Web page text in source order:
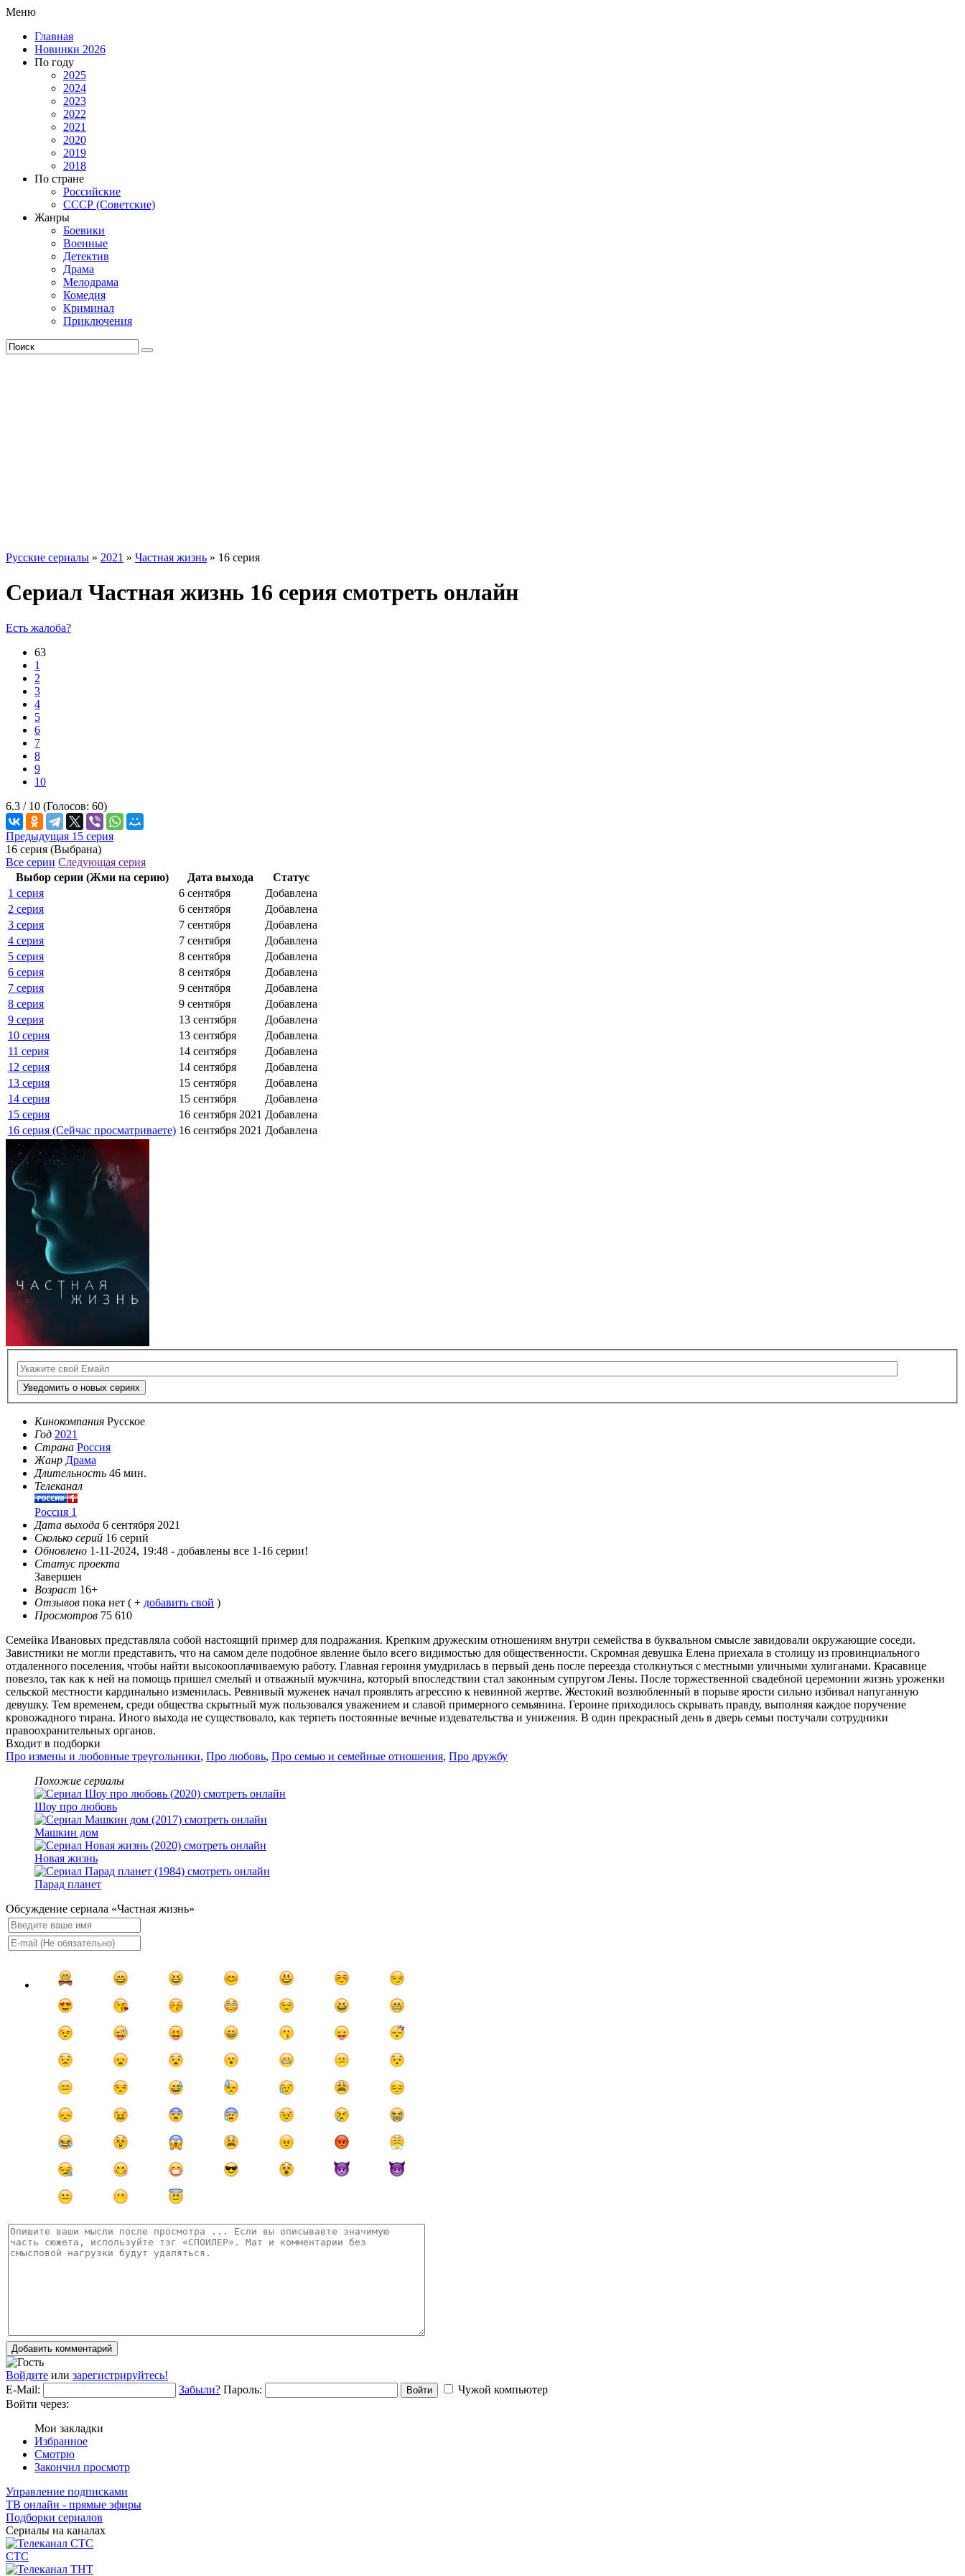
Меню
Главная
Новинки 2026
По году
2025
2024
2023
2022
2021
2020
2019
2018
По стране
Российские
СССР (Советские)
Жанры
Боевики
Военные
Детектив
Драма
Мелодрама
Комедия
Криминал
Приключения
Русские сериалы » 2021 » Частная жизнь » 16 серия
Сериал Частная жизнь 16 серия смотреть онлайн
Есть жалоба?
63
1
2
3
4
5
6
7
8
9
10
6.3 / 10 (Голосов: 60)
Предыдущая 15 серия
16 серия (Выбрана)
Все серии Следующая серия
Выбор серии (Жми на серию)
Дата выхода
Статус
1 серия
6 сентября
Добавлена
2 серия
6 сентября
Добавлена
3 серия
7 сентября
Добавлена
4 серия
7 сентября
Добавлена
5 серия
8 сентября
Добавлена
6 серия
8 сентября
Добавлена
7 серия
9 сентября
Добавлена
8 серия
9 сентября
Добавлена
9 серия
13 сентября
Добавлена
10 серия
13 сентября
Добавлена
11 серия
14 сентября
Добавлена
12 серия
14 сентября
Добавлена
13 серия
15 сентября
Добавлена
14 серия
15 сентября
Добавлена
15 серия
16 сентября 2021 Добавлена
16 серия (Сейчас просматриваете) 16 сентября 2021 Добавлена
Уведомить о новых сериях
Кинокомпания Русское
Год 2021
Страна Россия
Жанр Драма
Длительность 46 мин.
Телеканал
Россия 1
Дата выхода 6 сентября 2021
Сколько серий 16 серий
Обновлено 1-11-2024, 19:48 - добавлены все 1-16 серии!
Статус проекта
Завершен
Возраст 16+
Отзывов пока нет ( + добавить свой )
Просмотров 75 610
Семейка Ивановых представляла собой настоящий пример для подражания. Крепким дружеским отношениям внутри семейства в буквальном смысле завидовали окружающие соседи.
Завистники не могли представить, что на самом деле подобное явление было всего видимостью для общественности. Скромная девушка Елена приехала в столицу из провинциального
отдаленного поселения, чтобы найти высокооплачиваемую работу. Главная героиня умудрилась в первый день после переезда столкнуться с местными уличными хулиганами. Красавице
повезло, так как к ней на помощь пришел смелый и отважный мужчина, который впоследствии стал законным супругом Лены. После торжественной свадебной церемонии жизнь уроженки
сельской местности кардинально изменилась. Ревнивый муженек начал проявлять агрессию к невинной жертве. Жестокий возлюбленный в порыве ярости сильно избивал напуганную
девушку. Тем временем, среди общества скрытный муж пользовался уважением и славой примерного семьянина. Героине приходилось скрывать правду, выполняя каждое поручение
кровожадного тирана. Иного выхода не существовало, как терпеть постоянные вечные издевательства и унижения. В один прекрасный день в дверь семьи постучали сотрудники
правоохранительных органов.
Входит в подборки
Про измены и любовные треугольники, Про любовь, Про семью и семейные отношения, Про дружбу
Похожие сериалы
Шоу про любовь
Машкин дом
Новая жизнь
Парад планет
Обсуждение сериала «Частная жизнь»
Добавить комментарий
Войдите или зарегистрируйтесь!
E-Mail:
Забыли? Пароль: Войти
Чужой компьютер
Войти через:
Мои закладки
Избранное
Смотрю
Закончил просмотр
Управление подписками
ТВ онлайн - прямые эфиры
Подборки сериалов
Сериалы на каналах
СТС